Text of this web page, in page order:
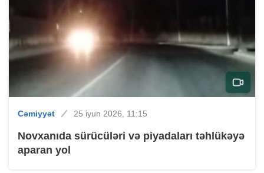
Cəmiyyət 25 iyun 2026, 11:15
Novxanıda sürücüləri və piyadaları təhlükəyə
aparan yol